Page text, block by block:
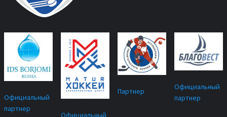
Официальный
партнер
Официальный
Партнер
Официальный
партнер